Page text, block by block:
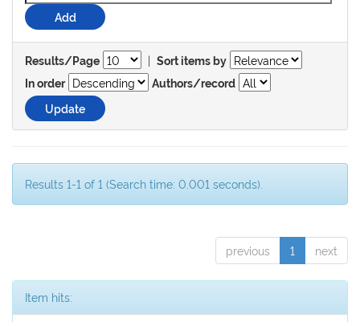
Results/Page | Sort items by
In order
Authors/record
Results 1-1 of 1 (Search time: 0.001 seconds).
previous 1 next
Item hits: